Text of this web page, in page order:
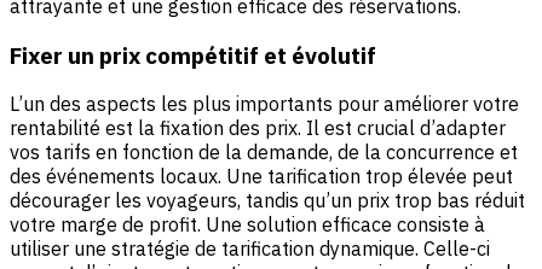
attrayante et une gestion efficace des réservations.
Fixer un prix compétitif et évolutif
L’un des aspects les plus importants pour améliorer votre
rentabilité est la fixation des prix. Il est crucial d’adapter
vos tarifs en fonction de la demande, de la concurrence et
des événements locaux. Une tarification trop élevée peut
décourager les voyageurs, tandis qu’un prix trop bas réduit
votre marge de profit. Une solution efficace consiste à
utiliser une stratégie de tarification dynamique. Celle-ci